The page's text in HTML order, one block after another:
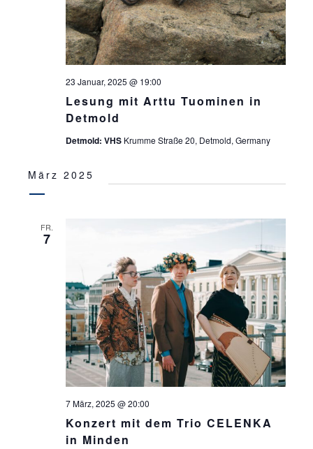
Lesung mit Arttu Tuominen in
Detmold
23 Januar, 2025 @ 19:00
Detmold: VHS Krumme Straße 20, Detmold, Germany
März 2025
FR.
7
Konzert mit dem Trio CELENKA
in Minden
7 März, 2025 @ 20:00